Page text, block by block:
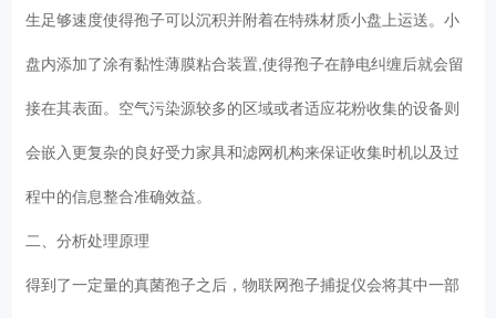
生足够速度使得孢子可以沉积并附着在特殊材质小盘上运送。小
盘内添加了涂有黏性薄膜粘合装置,使得孢子在静电纠缠后就会留
接在其表面。空气污染源较多的区域或者适应花粉收集的设备则
会嵌入更复杂的良好受力家具和滤网机构来保证收集时机以及过
程中的信息整合准确效益。
二、分析处理原理
得到了一定量的真菌孢子之后，物联网孢子捕捉仪会将其中一部